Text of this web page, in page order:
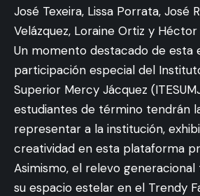
José Texeira, Lissa Porrata, José
Velázquez, Loraine Ortiz y Héctor
Un momento destacado de esta
participación especial del
Superior Mercy Jácquez
estudiantes de término tendrán
representar a la institución,
creatividad en esta plataforma
Asimismo, el relevo
su espacio estelar en el Trendy